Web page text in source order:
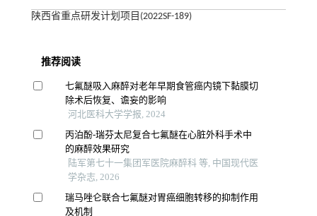
陕西省重点研发计划项目(2022SF-189)